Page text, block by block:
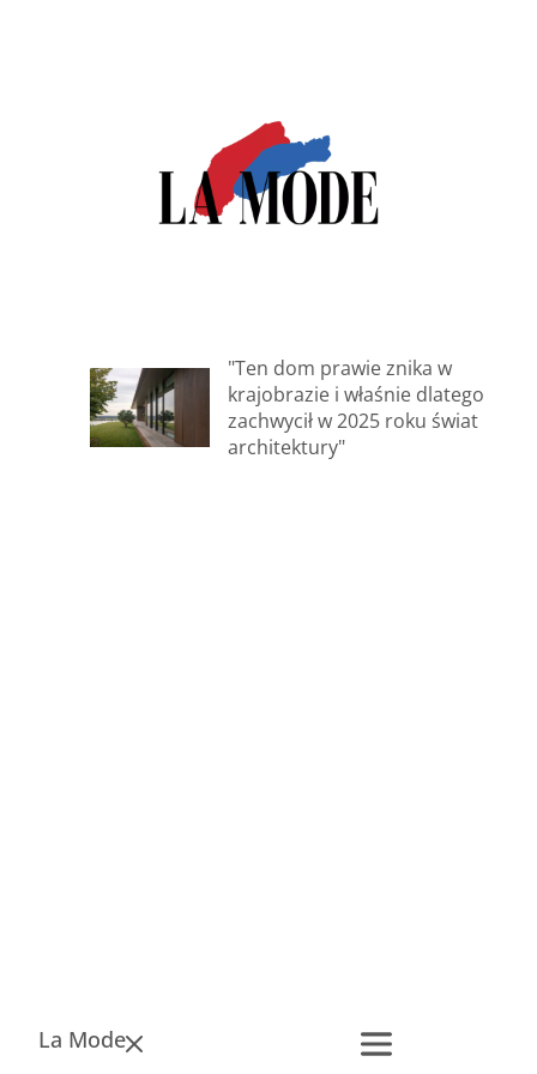
La Mode
"Ten dom prawie znika w
krajobrazie i właśnie dlatego
zachwycił w 2025 roku świat
architektury"